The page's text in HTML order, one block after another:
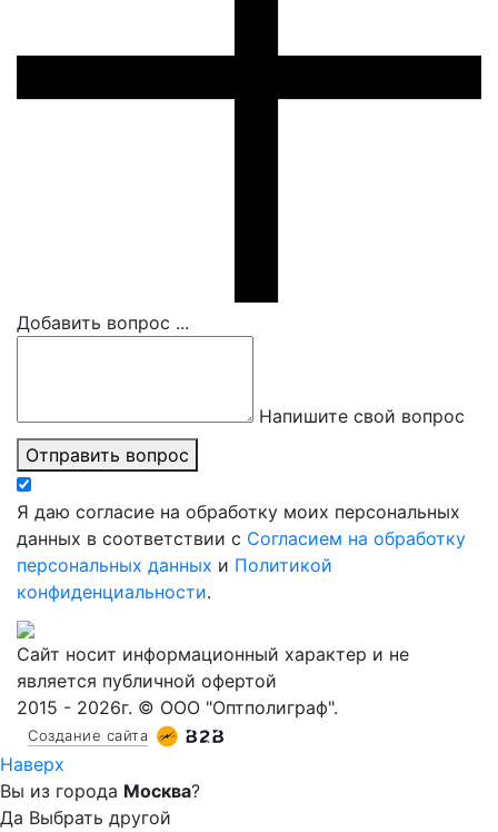
Добавить вопрос ...
Напишите свой вопрос
Отправить вопрос
Я даю согласие на обработку моих персональных
данных в соответствии с Согласием на обработку
персональных данных и Политикой
конфиденциальности.
Сайт носит информационный характер и не
является публичной офертой
2015 - 2026г. © ООО "Оптполиграф".
Создание сайта
Наверх
Вы из города Москва?
Да Выбрать другой